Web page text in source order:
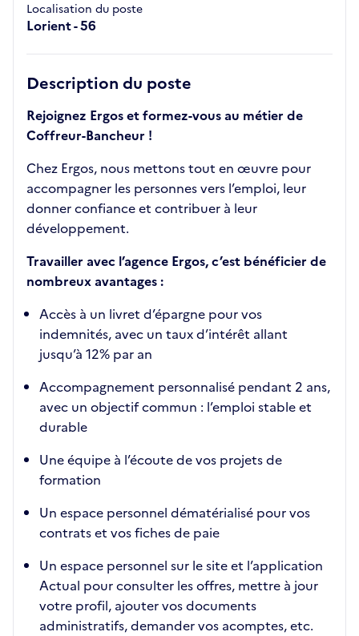
Localisation du poste
Lorient - 56
Description du poste
Rejoignez Ergos et formez-vous au métier de
Coffreur-Bancheur !
Chez Ergos, nous mettons tout en œuvre pour
accompagner les personnes vers l’emploi, leur
donner confiance et contribuer à leur
développement.
Travailler avec l’agence Ergos, c’est bénéficier de
nombreux avantages :
Accès à un livret d’épargne pour vos
indemnités, avec un taux d’intérêt allant
jusqu’à 12% par an
Accompagnement personnalisé pendant 2 ans,
avec un objectif commun : l’emploi stable et
durable
Une équipe à l’écoute de vos projets de
formation
Un espace personnel dématérialisé pour vos
contrats et vos fiches de paie
Un espace personnel sur le site et l’application
Actual pour consulter les offres, mettre à jour
votre profil, ajouter vos documents
administratifs, demander vos acomptes, etc.